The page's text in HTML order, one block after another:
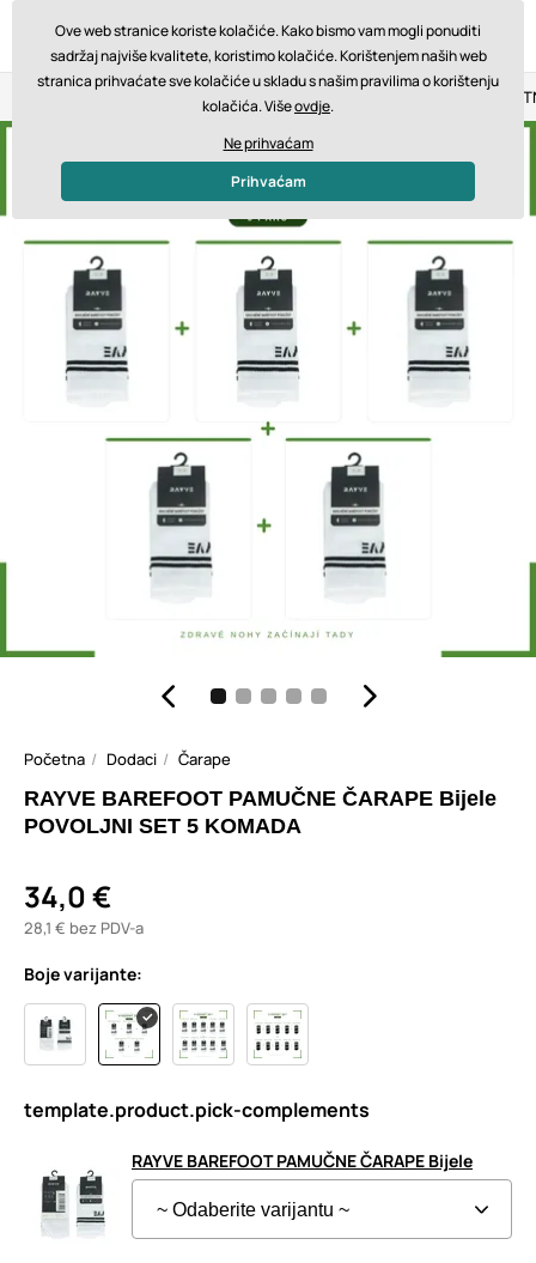
Povrat u roku od 14 dana Brza dostava od 200 €
Početna Dodaci Čarape
RAYVE BAREFOOT PAMUČNE ČARAPE Bijele
POVOLJNI SET 5 KOMADA
34,0 €
28,1 € bez PDV-a
Boje varijante:
template.product.pick-complements
RAYVE BAREFOOT PAMUČNE ČARAPE Bijele
Ove web stranice koriste kolačiće. Kako bismo vam mogli ponuditi
sadržaj najviše kvalitete, koristimo kolačiće. Korištenjem naših web
stranica prihvaćate sve kolačiće u skladu s našim pravilima o korištenju
kolačića. Višeovdje.
Ne prihvaćam
Prihvaćam